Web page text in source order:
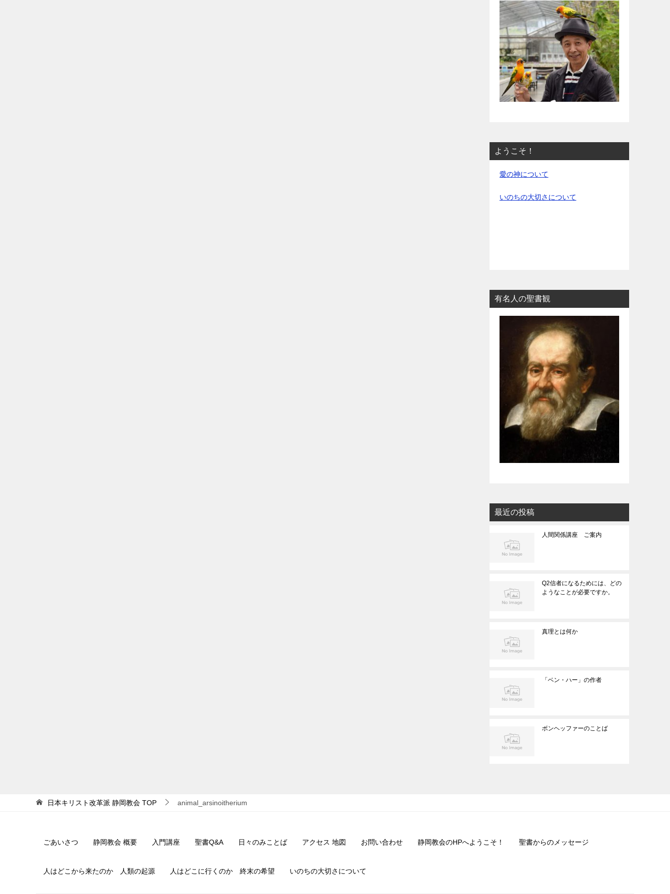
ようこそ！
愛の神について
いのちの大切さについて
有名人の聖書観
最近の投稿
人間関係講座 ご案内
Q2信者になるためには、どの
ようなことが必要ですか。
真理とは何か
「ベン・ハー」の作者
ボンヘッファーのことば
日本キリスト改革派 静岡教会 TOP animal_arsinoitherium
ごあいさつ 静岡教会 概要 入門講座 聖書Q&A 日々のみことば アクセス 地図 お問い合わせ 静岡教会のHPへようこそ！ 聖書からのメッセージ
人はどこから来たのか 人類の起源 人はどこに行くのか 終末の希望 いのちの大切さについて